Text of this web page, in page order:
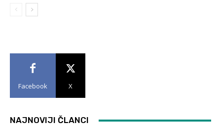
Facebook X
NAJNOVIJI ČLANCI